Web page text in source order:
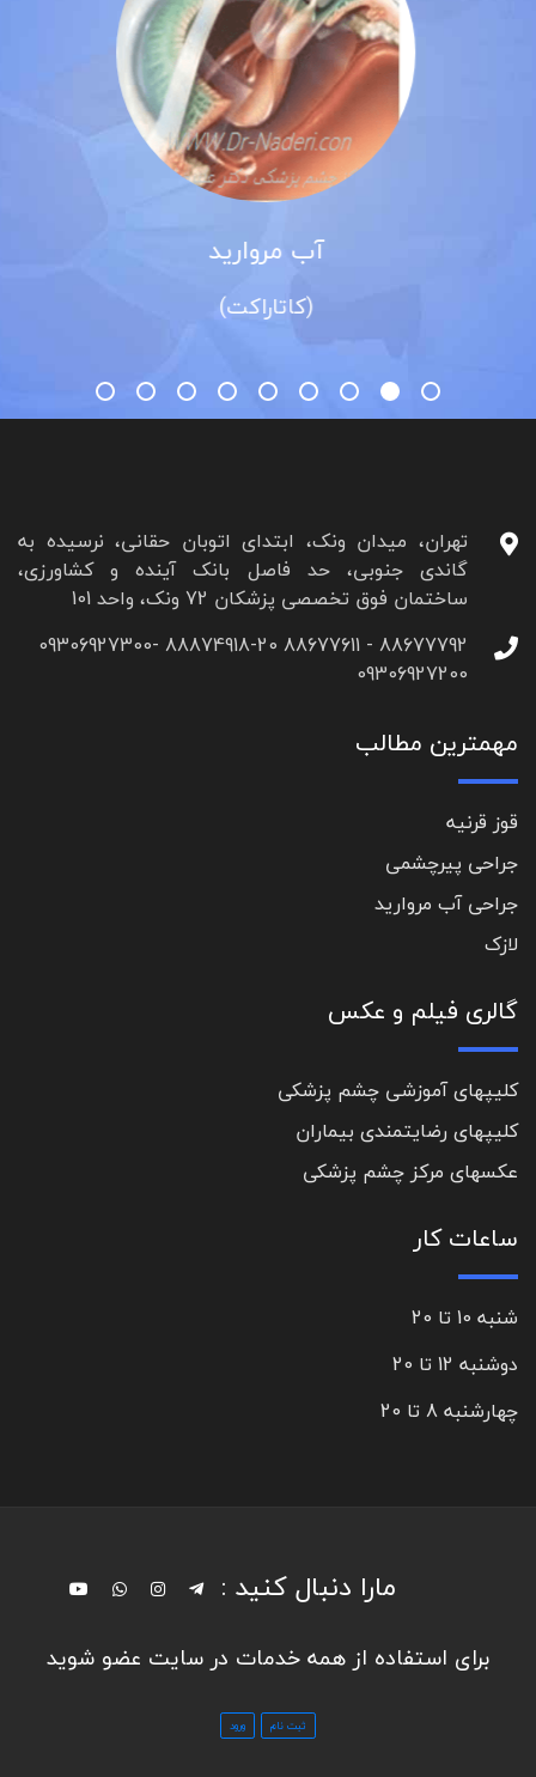
آب مروارید
(کاتاراکت)
تهران، میدان ونک، ابتدای اتوبان حقانی، نرسیده به
گاندی جنوبی، حد فاصل بانک آینده و کشاورزی،
ساختمان فوق تخصصی پزشکان 72 ونک، واحد 101
88677792 - 88677611 88874918-20 09306927300-
09306927200
مهمترین مطالب
قوز قرنیه
جراحی پیرچشمی
جراحی آب مروارید
لازک
گالری فیلم و عکس
کلیپهای آموزشی چشم پزشکی
کلیپهای رضایتمندی بیماران
عکسهای مرکز چشم پزشکی
ساعات کار
شنبه 10 تا 20
دوشنبه 12 تا 20
چهارشنبه 8 تا 20
مارا دنبال کنید :
برای استفاده از همه خدمات در سایت عضو شوید